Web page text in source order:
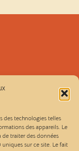
des technologies telles
des appareils. Le
traiter des données
sur ce site. Le fait